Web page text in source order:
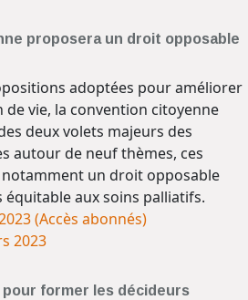
proposera un droit opposable
adoptées pour améliorer
de vie, la convention citoyenne
deux volets majeurs des
autour de neuf thèmes, ces
un droit opposable
aux soins palliatifs.
(Accès abonnés)
2023
former les décideurs